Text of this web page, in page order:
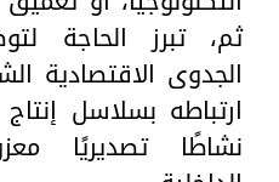
ثم، تبرز الحاجة
الجدوى الاقتصادية
ارتباطه بسلاسل
نشاطًا تصديريًا